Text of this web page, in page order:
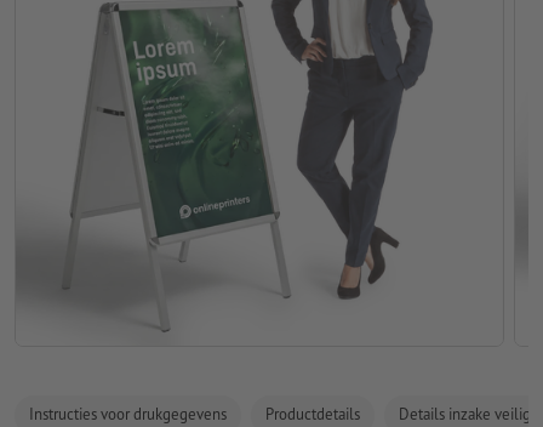
Instructies voor drukgegevens Productdetails Details inzake